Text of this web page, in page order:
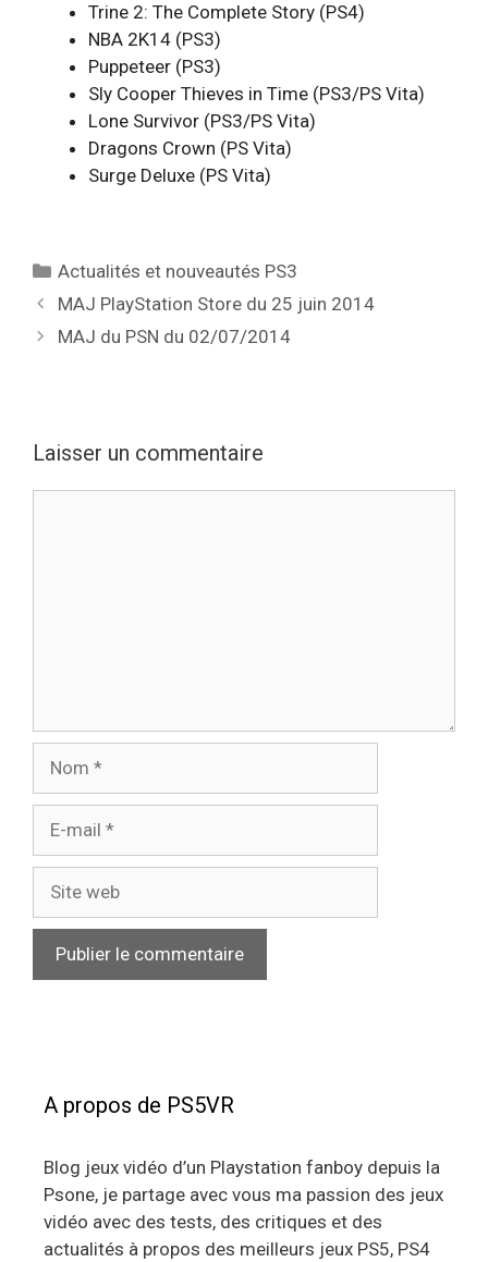
Trine 2: The Complete Story (PS4)
NBA 2K14 (PS3)
Puppeteer (PS3)
Sly Cooper Thieves in Time (PS3/PS Vita)
Lone Survivor (PS3/PS Vita)
Dragons Crown (PS Vita)
Surge Deluxe (PS Vita)
Catégories
Actualités et nouveautés PS3
MAJ PlayStation Store du 25 juin 2014
MAJ du PSN du 02/07/2014
Laisser un commentaire
mail
web
A propos de PS5VR
Blog jeux vidéo d’un Playstation fanboy depuis la
Psone, je partage avec vous ma passion des jeux
vidéo avec des tests, des critiques et des
actualités à propos des meilleurs jeux PS5, PS4